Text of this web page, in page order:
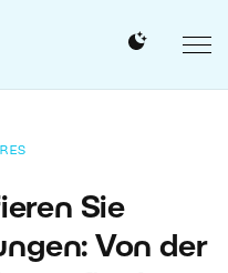
Sie
Von der